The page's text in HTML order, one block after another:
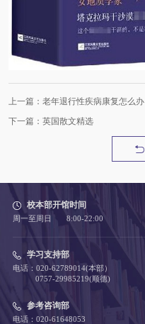
上一篇：老年退行性疾病康复怎么办
下一篇：英国散文精选
校本部开馆时间
周一至周日 8:00-22:00
学习支持部
电话：020-62789014(本部）
0757-29985219(顺德)
参考咨询部
电话：020-61648053